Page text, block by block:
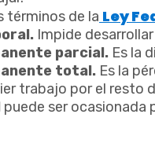
términos de la Ley
Impide
parcial. Es la
total. Es la
trabajo por el resto
puede ser ocasionada